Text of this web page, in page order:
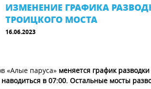
ИЗМЕНЕНИЕ ГРАФИКА
ТРОИЦКОГО МОСТА
16.06.2023
«Алые паруса» меняется график разводки
в 07:00. Остальные мосты